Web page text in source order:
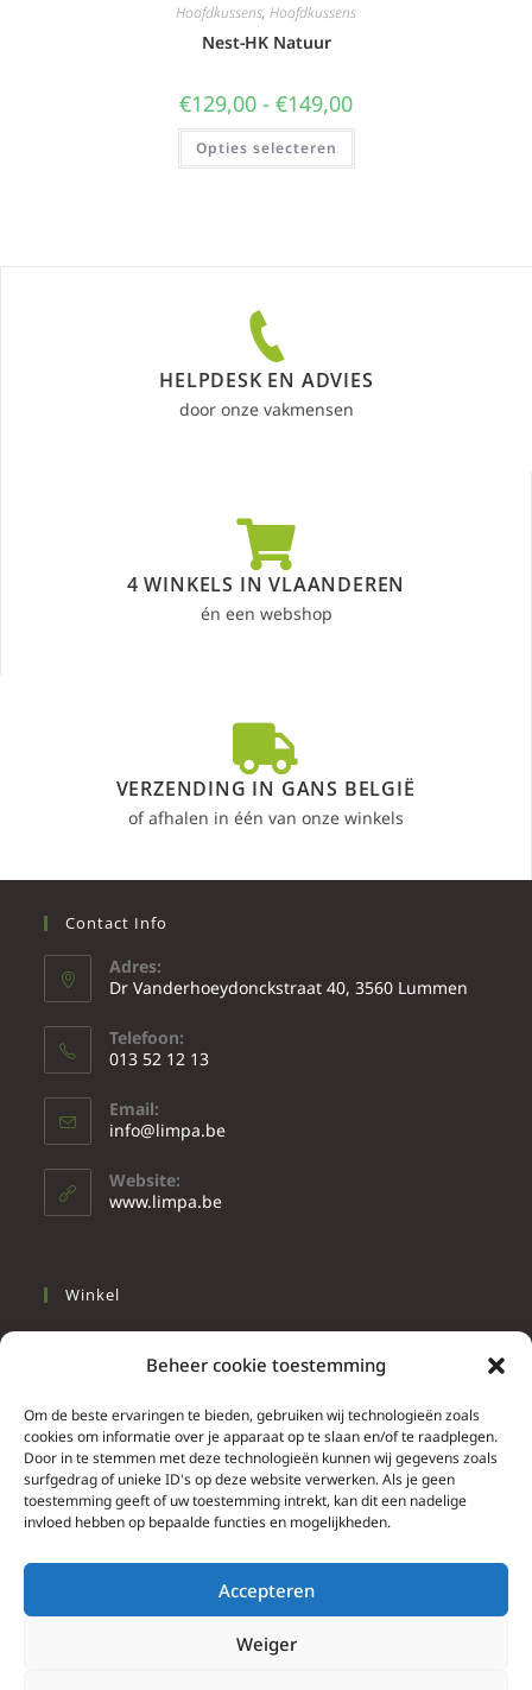
Beheer cookie toestemming
Om de beste ervaringen te bieden, gebruiken wij technologieën zoals
cookies om informatie over je apparaat op te slaan en/of te raadplegen.
Door in te stemmen met deze technologieën kunnen wij gegevens zoals
surfgedrag of unieke ID's op deze website verwerken. Als je geen
toestemming geeft of uw toestemming intrekt, kan dit een nadelige
invloed hebben op bepaalde functies en mogelijkheden.
Accepteren
Weiger
Hoofdkussens, Hoofdkussens
Nest-HK Natuur
€129,00 - €149,00
Opties selecteren
HELPDESK EN ADVIES
door onze vakmensen
4 WINKELS IN VLAANDEREN
én een webshop
VERZENDING IN GANS BELGIË
of afhalen in één van onze winkels
Contact Info
Adres:
Dr Vanderhoeydonckstraat 40, 3560 Lummen
Telefoon:
013 52 12 13
Email:
info@limpa.be
Website:
www.limpa.be
Winkel
Wonen
Info
Contacteer ons